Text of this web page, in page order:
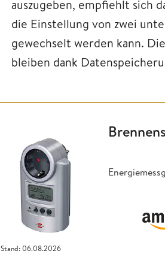
auszugeben, empfiehlt sich
die Einstellung von zwei
gewechselt werden kann.
bleiben dank
Stand: 06.08.2026